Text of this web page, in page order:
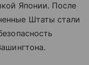
Японии. После
Штаты стали